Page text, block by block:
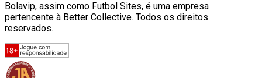
Bolavip, assim como Futbol Sites, é uma empresa
pertencente à Better Collective. Todos os direitos
reservados.